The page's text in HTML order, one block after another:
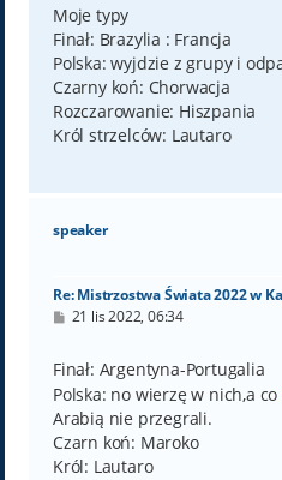
t
Moje typy
Finał: Brazylia : Francja
Polska: wyjdzie z grupy i
Czarny koń: Chorwacja
Rozczarowanie: Hiszpania
Król strzelców: Lautaro
speaker
Re: Mistrzostwa Świata 2022 w
P
t
21 lis 2022, 06:34
Finał: Argentyna-Portugalia
Polska: no wierzę w nich,a co
Arabią nie przegrali.
Czarn koń: Maroko
Król: Lautaro